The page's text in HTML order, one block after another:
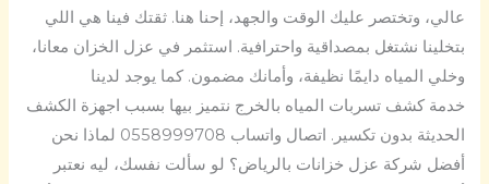
عالي، وتختصر عليك الوقت والجهد، إحنا هنا. ثقتك فينا هي اللي
بتخلينا نشتغل بمصداقية واحترافية. استثمر في عزل الخزان معانا،
وخلي المياه دايمًا نظيفة، وأمانك مضمون. كما يوجد لدينا
خدمة كشف تسربات المياه بالخرج نتميز بيها بسبب اجهزة الكشف
الحديثة بدون تكسير. اتصال واتساب 0558999708 لماذا نحن
أفضل شركة عزل خزانات بالرياض؟ لو سألت نفسك، ليه نعتبر